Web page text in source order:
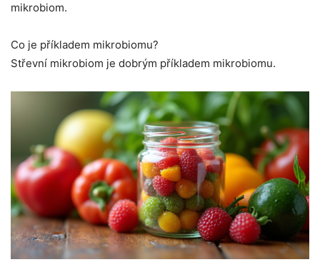
mikrobiom.
Co je příkladem mikrobiomu?
Střevní mikrobiom je dobrým příkladem mikrobiomu.